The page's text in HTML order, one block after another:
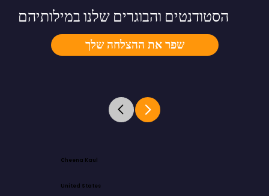
שפר את ההצלחה שלך
הסטודנטים והבוגרים שלנו במילותיהם
Cheena Kaul
United States